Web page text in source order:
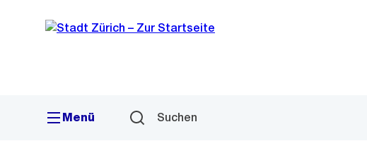
Navigation
Sprunglink
Menü Suchen